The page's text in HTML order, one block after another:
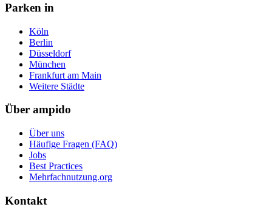
Parken in
Köln
Berlin
Düsseldorf
München
Frankfurt am Main
Weitere Städte
Über ampido
Über uns
Häufige Fragen (FAQ)
Jobs
Best Practices
Mehrfachnutzung.org
Kontakt